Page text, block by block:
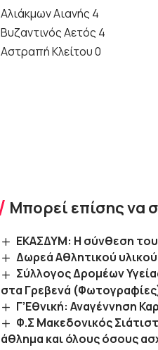
Αλιάκμων Αιανής 4
Βυζαντινός Αετός 4
Αστραπή Κλείτου 0
Μπορεί επίσης να
ΕΚΑΣΔΥΜ: Η σύνθεση του
Δωρεά Αθλητικού
Σύλλογος Δρομέων
στα Γρεβενά
Γ’Εθνική: Αναγέννηση
Φ.Σ Μακεδονικός
άθλημα και όλους όσους